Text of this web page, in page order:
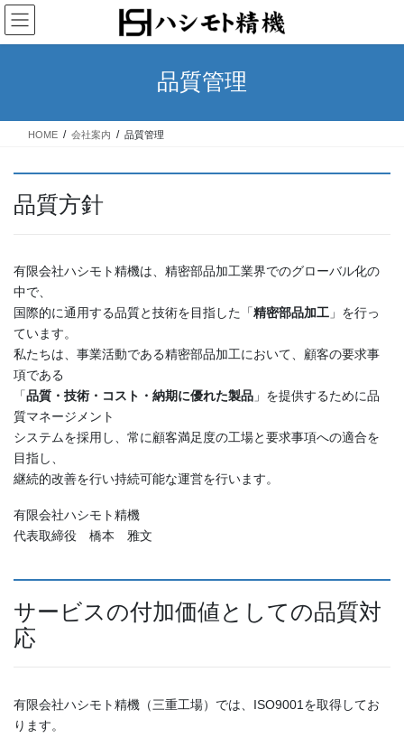
コ
ン
テ
ス
ナ
ビ
ゲ
ン
品質管理
HOME 会社案内 品質管理
品質方針
有限会社ハシモト精機は、精密部品加工業界でのグローバル化の
中で、
国際的に通用する品質と技術を目指した「精密部品加工 」を行っ
ています。
私たちは、事業活動である精密部品加工において、顧客の要求事
項である
「品質・技術・コスト・納期に優れた製品 」を提供するために品
質マネージメント
システムを採用し、常に顧客満足度の工場と要求事項への適合を
目指し、
継続的改善を行い持続可能な運営を行います。
有限会社ハシモト精機
代表取締役 橋本 雅文
サービスの付加価値としての品質対
応
有限会社ハシモト精機（三重工場）では、ISO9001を取得してお
ります。